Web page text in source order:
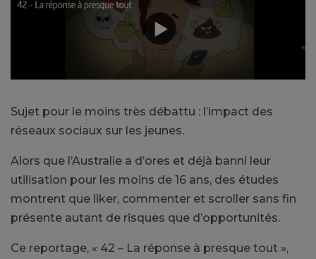
Sujet pour le moins très débattu : l’impact des
réseaux sociaux sur les jeunes.
Alors que l’Australie a d’ores et déjà banni leur
utilisation pour les moins de 16 ans, des études
montrent que liker, commenter et scroller sans fin
présente autant de risques que d’opportunités.
Ce reportage, « 42 – La réponse à presque tout »,